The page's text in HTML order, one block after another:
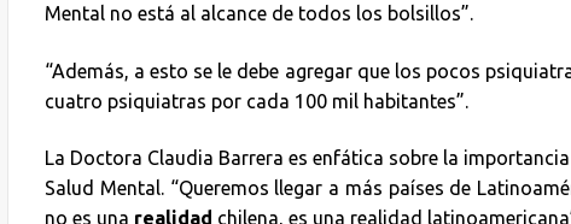
Mental no está al alcance de todos los bolsillos”.
“Además, a esto se le debe agregar que los pocos
cuatro psiquiatras por cada 100 mil habitantes”.
La Doctora Claudia Barrera es enfática sobre la
Salud Mental. “Queremos llegar a más países de
no es una realidad chilena, es una realidad